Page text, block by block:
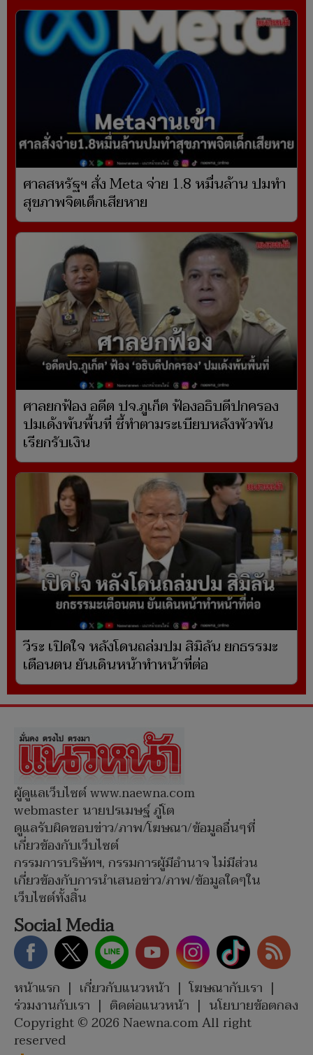
ศาลสหรัฐฯ สั่ง Meta จ่าย 1.8 หมื่นล้าน ปมทำ
สุขภาพจิตเด็กเสียหาย
ศาลยกฟ้อง อดีต ปจ.ภูเก็ต ฟ้องอธิบดีปกครอง
ปมเด้งพ้นพื้นที่ ชี้ทำตามระเบียบหลังพัวพัน
เรียกรับเงิน
วีระ เปิดใจ หลังโดนถล่มปม สิมิลัน ยกธรรมะ
เตือนตน ยันเดินหน้าทำหน้าที่ต่อ
ผู้ดูแลเว็บไซต์ www.naewna.com
webmaster นายปรเมษฐ์ ภู่โต
ดูแลรับผิดชอบข่าว/ภาพ/โฆษณา/ข้อมูลอื่นๆที่
เกี่ยวข้องกับเว็บไซต์
กรรมการบริษัทฯ, กรรมการผู้มีอำนาจ ไม่มีส่วน
เกี่ยวข้องกับการนำเสนอข่าว/ภาพ/ข้อมูลใดๆใน
เว็บไซต์ทั้งสิ้น
Social Media
หน้าแรก | เกี่ยวกับแนวหน้า | โฆษณากับเรา |
ร่วมงานกับเรา | ติดต่อแนวหน้า | นโยบายข้อตกลง
Copyright © 2026 Naewna.com All right
reserved